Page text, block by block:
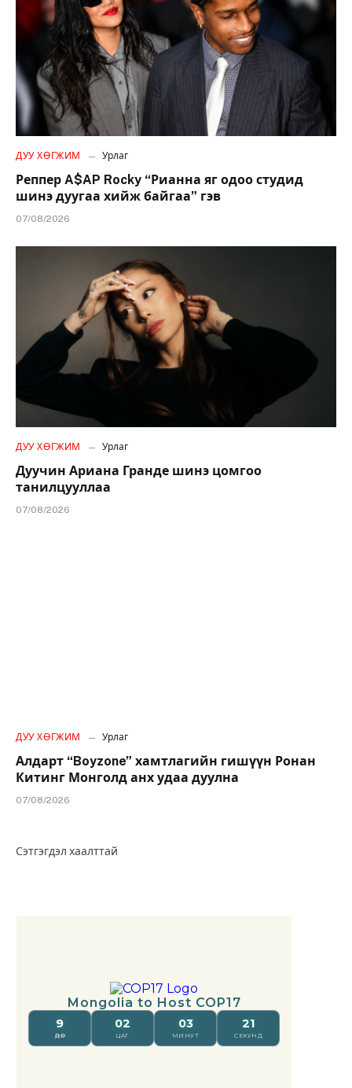
ДУУ ХӨГЖИМ Урлаг
Реппер A$AP Rocky “Рианна яг одоо студид
шинэ дуугаа хийж байгаа” гэв
07/08/2026
ДУУ ХӨГЖИМ Урлаг
Дуучин Ариана Гранде шинэ цомгоо
танилцууллаа
07/08/2026
ДУУ ХӨГЖИМ Урлаг
Алдарт “Boyzone” хамтлагийн гишүүн Ронан
Китинг Монголд анх удаа дуулна
07/08/2026
Сэтгэгдэл хаалттай